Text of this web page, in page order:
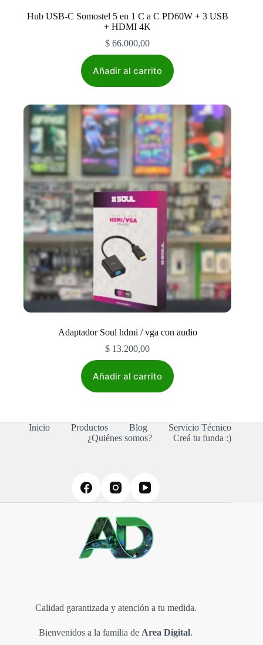
Hub USB-C Somostel 5 en 1 C a C PD60W + 3 USB
+ HDMI 4K
$ 66.000,00
Añadir al carrito
Adaptador Soul hdmi / vga con audio
$ 13.200,00
Añadir al carrito
Inicio Productos Blog
Servicio Técnico
¿Quiénes somos?
Creá tu funda :)
Calidad garantizada y atención a tu medida.
Bienvenidos a la familia deArea Digital.